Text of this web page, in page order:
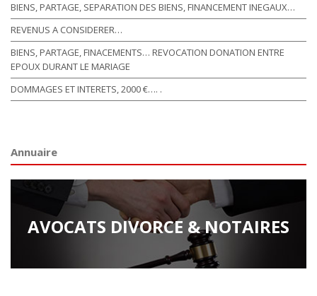
BIENS, PARTAGE, SEPARATION DES BIENS, FINANCEMENT INEGAUX…
REVENUS A CONSIDERER…
BIENS, PARTAGE, FINACEMENTS… REVOCATION DONATION ENTRE
EPOUX DURANT LE MARIAGE
DOMMAGES ET INTERETS, 2000 €…. .
Annuaire
AVOCATS DIVORCE & NOTAIRES